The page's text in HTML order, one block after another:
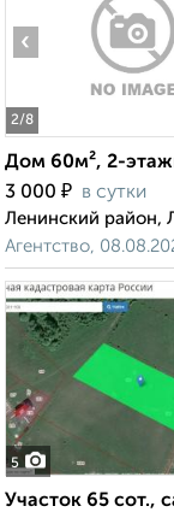
2/8
‹
Дом 60м², 2-
3 000 ₽ в сутки
Ленинский район,
Агентство,
5
Участок 65 сот.,